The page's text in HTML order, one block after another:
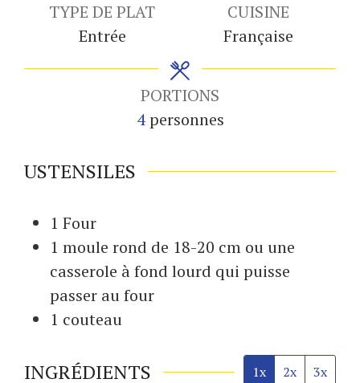
TYPE DE PLAT
Entrée
CUISINE
Française
PORTIONS
4 personnes
USTENSILES
1 Four
1 moule rond de 18-20 cm ou une
casserole à fond lourd qui puisse
passer au four
1 couteau
INGRÉDIENTS 1x 2x 3x